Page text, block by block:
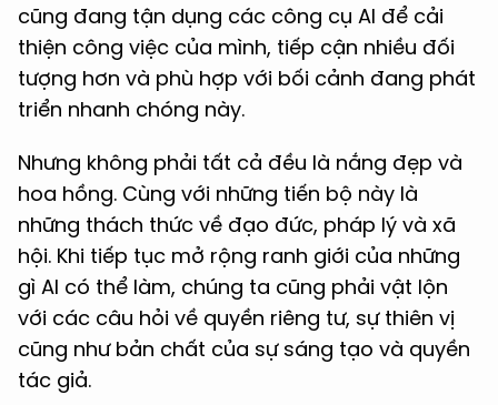
cũng đang tận dụng các công cụ AI để cải
thiện công việc của mình, tiếp cận nhiều đối
tượng hơn và phù hợp với bối cảnh đang phát
triển nhanh chóng này.
Nhưng không phải tất cả đều là nắng đẹp và
hoa hồng. Cùng với những tiến bộ này là
những thách thức về đạo đức, pháp lý và xã
hội. Khi tiếp tục mở rộng ranh giới của những
gì AI có thể làm, chúng ta cũng phải vật lộn
với các câu hỏi về quyền riêng tư, sự thiên vị
cũng như bản chất của sự sáng tạo và quyền
tác giả.